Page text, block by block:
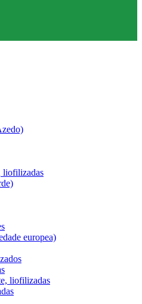
liofilizadas
europea)
liofilizadas